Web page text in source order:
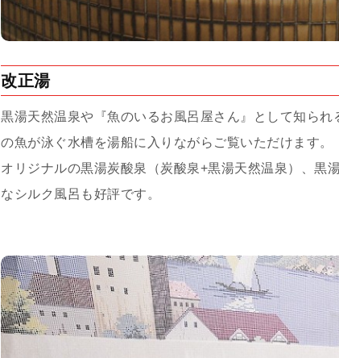
改正湯
黒湯天然温泉や『魚のいるお風呂屋さん』として知ら
の魚が泳ぐ水槽を湯船に入りながらご覧いただけます。
オリジナルの黒湯炭酸泉（炭酸泉+黒湯天然温泉）、黒
なシルク風呂も好評です。